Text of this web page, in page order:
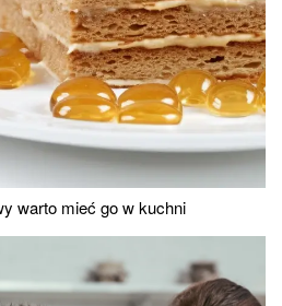
warto mieć go w kuchni